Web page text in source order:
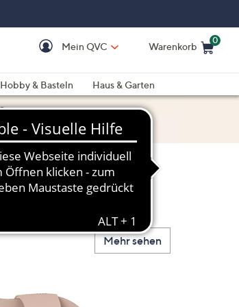
Mein QVC Warenkorb
0
Hobby & Basteln
Haus & Garten
Mehr sehen